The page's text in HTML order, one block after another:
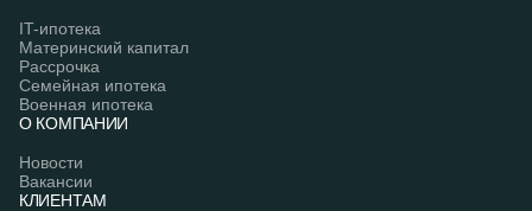
IT-ипотека
Материнский капитал
Рассрочка
Семейная ипотека
Военная ипотека
О КОМПАНИИ
Новости
Вакансии
КЛИЕНТАМ